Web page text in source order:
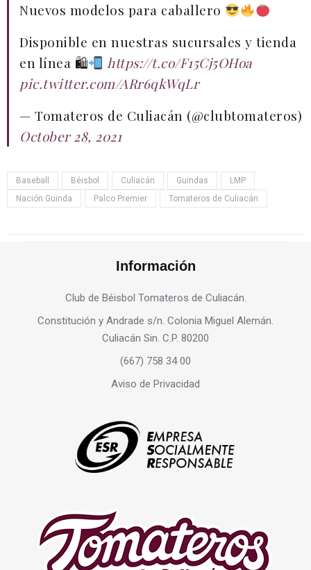
Nuevos modelos para caballero
Disponible en nuestras sucursales y tienda
en línea 🛍
https://t.co/F15Cj5OHoa
pic.twitter.com/ARr6qkWqLr
— Tomateros de Culiacán (@clubtomateros)
October 28, 2021
Baseball Béisbol Culiacán Guindas
LMP
Nación Guinda
Palco Premier Tomateros de Culiacán
Información
Club de Béisbol Tomateros de Culiacán.
Constitución y Andrade s/n. Colonia Miguel Alemán.
Culiacán Sin. C.P. 80200
(667) 758 34 00
Aviso de Privacidad